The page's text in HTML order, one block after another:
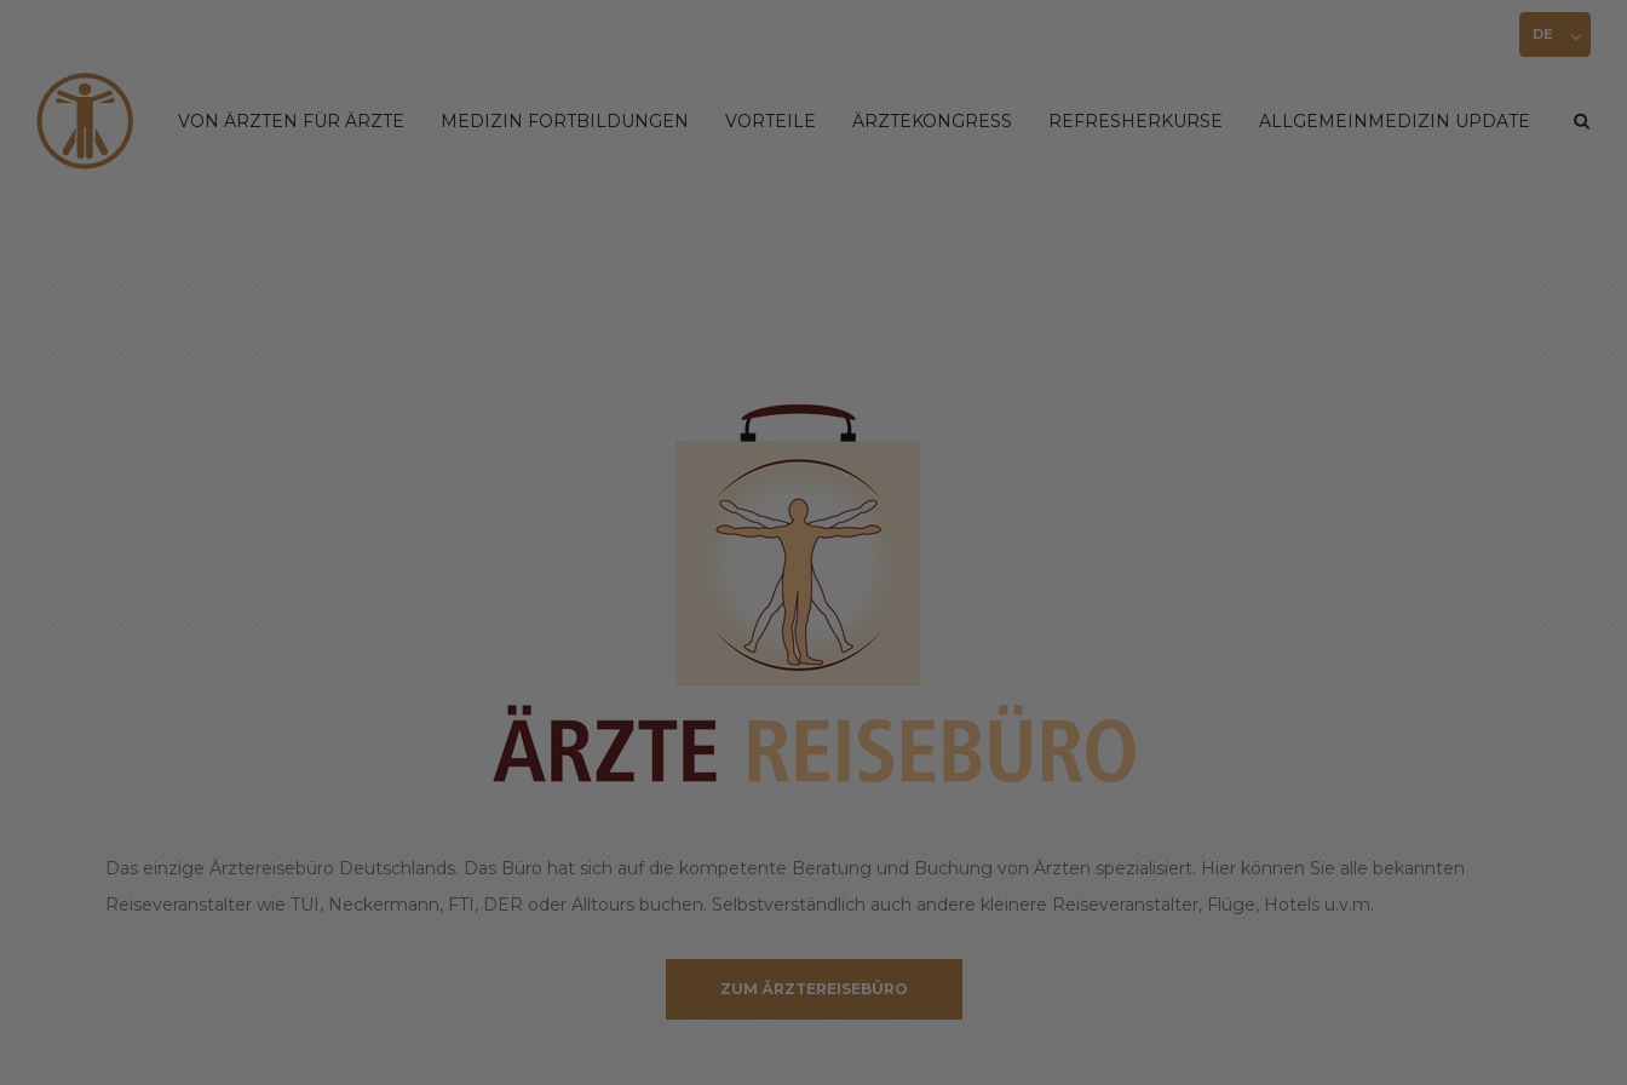
VON ÄRZTEN FÜR ÄRZTE MEDIZIN FORTBILDUNGEN VORTEILE ÄRZTEKONGRESS REFRESHERKURSE ALLGEMEINMEDIZIN UPDATE
DE
Das einzige Ärztereisebüro Deutschlands. Das Büro hat sich auf die kompetente Beratung und Buchung von Ärzten spezialisiert. Hier können Sie alle bekannten
Reiseveranstalter wie TUI, Neckermann, FTI, DER oder Alltours buchen. Selbstverständlich auch andere kleinere Reiseveranstalter, Flüge, Hotels u.v.m.
ZUM ÄRZTEREISEBÜRO